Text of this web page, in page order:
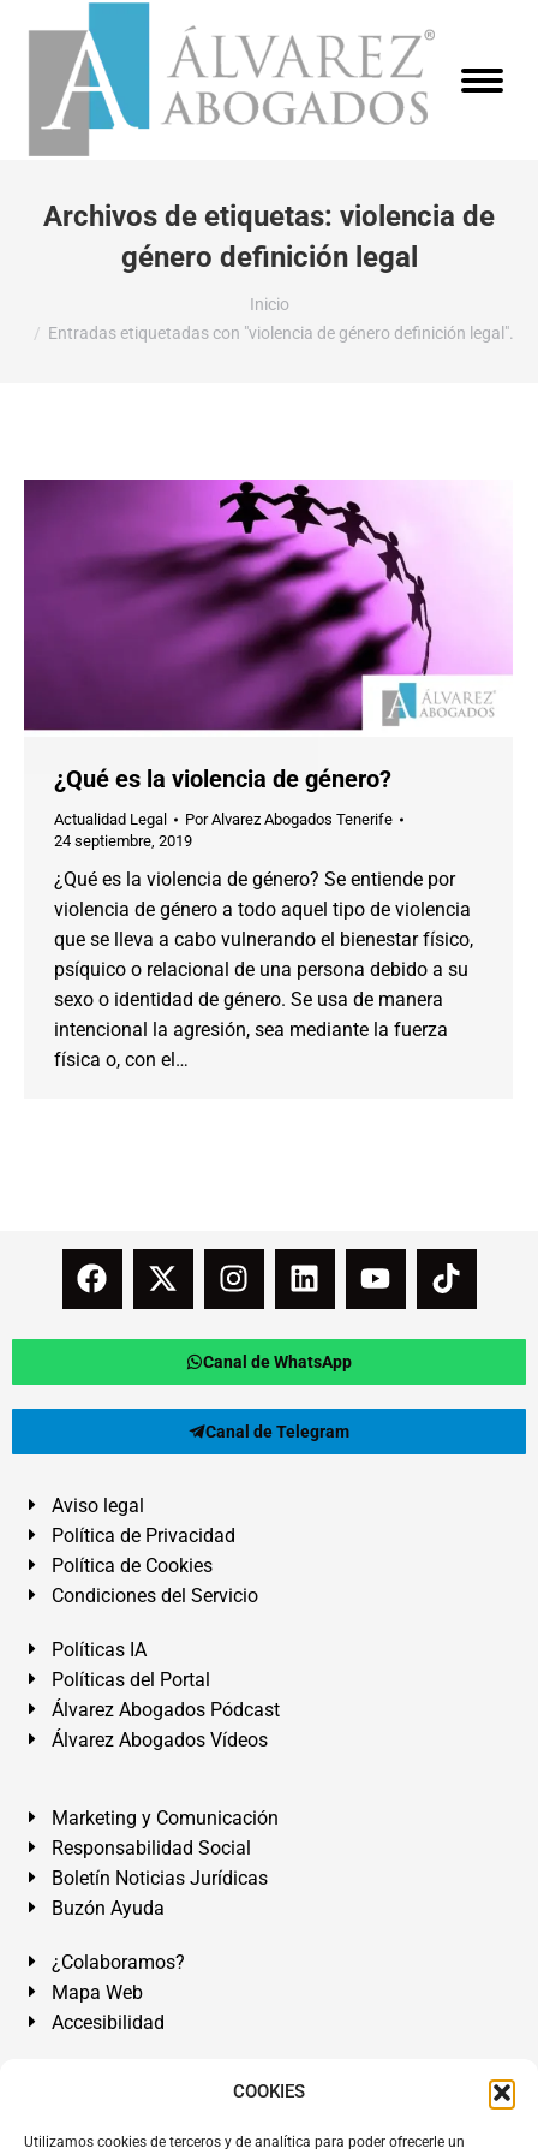
COOKIES
Utilizamos cookies de terceros y de analítica para poder ofrecerle un
Archivos de etiquetas: violencia de
género definición legal
Inicio
Entradas etiquetadas con "violencia de género definición legal".
¿Qué es la violencia de género?
Actualidad Legal PorAlvarez Abogados Tenerife
24 septiembre, 2019
¿Qué es la violencia de género? Se entiende por
violencia de género a todo aquel tipo de violencia
que se lleva a cabo vulnerando el bienestar físico,
psíquico o relacional de una persona debido a su
sexo o identidad de género. Se usa de manera
intencional la agresión, sea mediante la fuerza
física o, con el…
Canal de WhatsApp
Canal de Telegram
Aviso legal
Política de Privacidad
Política de Cookies
Condiciones del Servicio
Políticas IA
Políticas del Portal
Álvarez Abogados Pódcast
Álvarez Abogados Vídeos
Marketing y Comunicación
Responsabilidad Social
Boletín Noticias Jurídicas
Buzón Ayuda
¿Colaboramos?
Mapa Web
Accesibilidad
Álvarez Abogados Tenerife:Calle Teobaldo Power Nº 7,
de Tenerife. Islas Canarias.